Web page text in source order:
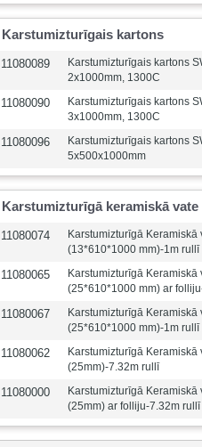
Karstumizturīgais kartons
11080089
Karstumizturīgais kartons
2x1000mm, 1300C
11080090
Karstumizturīgais kartons
3x1000mm, 1300C
11080096
Karstumizturīgais kartons
5x500x1000mm
Karstumizturīgā keramiskā
11080074
Karstumizturīgā Keramiskā
(13*610*1000 mm)-1m rullī
11080065
Karstumizturīgā Keramiskā
(25*610*1000 mm) ar
11080067
Karstumizturīgā Keramiskā
(25*610*1000 mm)-1m rullī
11080062
Karstumizturīgā Keramiskā
(25mm)-7.32m rullī
11080000
Karstumizturīgā Keramiskā
(25mm) ar folliju-7.32m rullī